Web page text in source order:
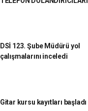
DSİ 123. Şube Müdürü yol
çalışmalarını inceledi
Gitar kursu kayıtları başladı